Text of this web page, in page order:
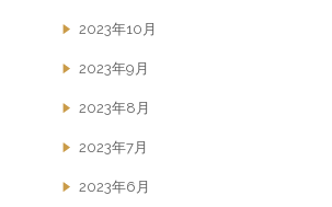
2023年10月
2023年9月
2023年8月
2023年7月
2023年6月